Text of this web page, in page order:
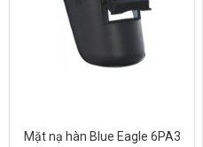
Mặt nạ hàn Blue Eagle 6PA3